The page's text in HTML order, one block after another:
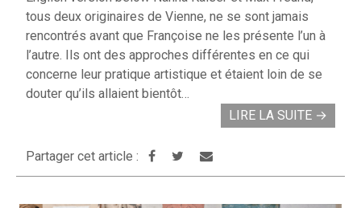
tous deux originaires de Vienne, ne se sont jamais
rencontrés avant que Françoise ne les présente l’un à
l’autre. Ils ont des approches différentes en ce qui
concerne leur pratique artistique et étaient loin de se
douter qu’ils allaient bientôt…
LIRE LA SUITE →
Partager cet article :